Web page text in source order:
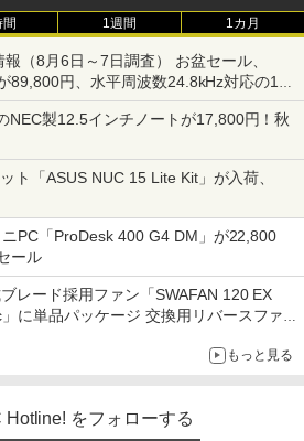
間 1週間 1カ月
（8月6日～7日調査） お盆セール、
89,800円、水平周波数24.8kHz対応の17
暑さ指数連動セール ほか
NEC製12.5インチノートが17,800円！秋
ト「ASUS NUC 15 Lite Kit」が入荷、
PC「ProDesk 400 G4 DM」が22,800
ール
レード採用ファン「SWAFAN 120 EX
に単品パッケージ 交換用リバースファ
もっと見る
Hotline! をフォローする